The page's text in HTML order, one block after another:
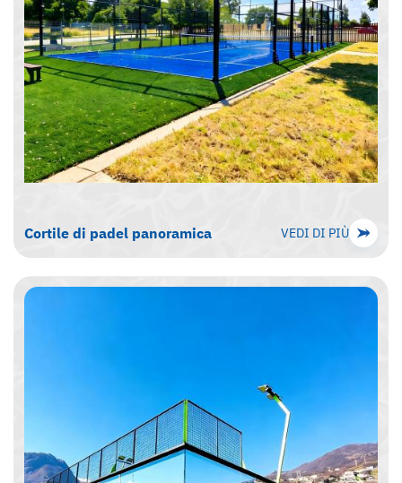
Cortile di padel panoramica VEDI DI PIÙ